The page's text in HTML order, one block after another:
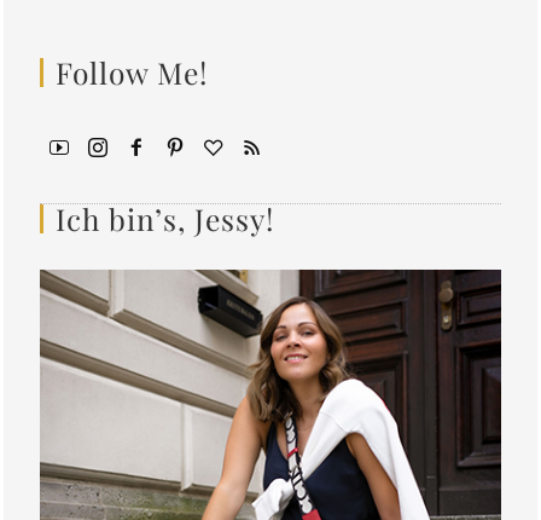
Follow Me!
Ich bin’s, Jessy!